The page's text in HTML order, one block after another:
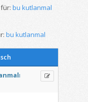
bu kutlanmal
bu kutlanmal
ı